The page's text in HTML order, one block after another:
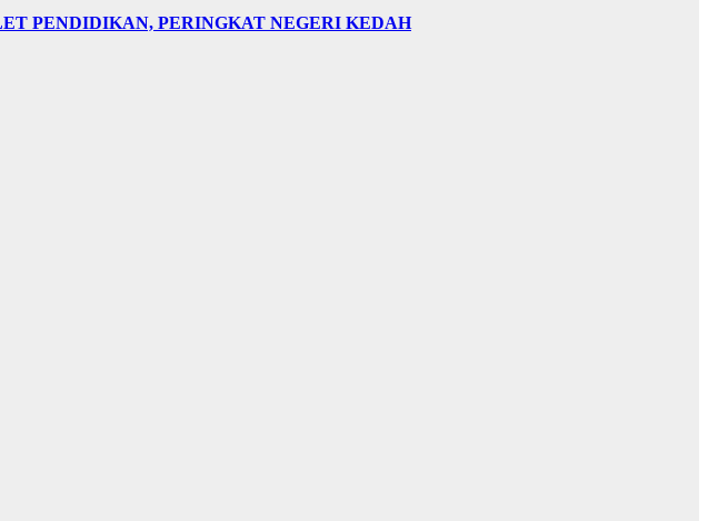
PENDIDIKAN, PERINGKAT NEGERI KEDAH